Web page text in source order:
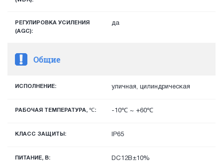
РЕГУЛИРОВКА УСИЛЕНИЯ
(AGC):
да
Общие
ИСПОЛНЕНИЕ: уличная, цилиндрическая
РАБОЧАЯ ТЕМПЕРАТУРА, ℃: -10℃ ~ +60℃
КЛАСС ЗАЩИТЫ: IP65
ПИТАНИЕ, В: DC12В±10%